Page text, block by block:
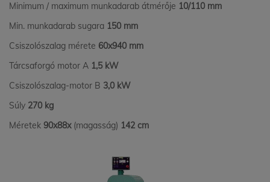
Minimum / maximum munkadarab átmérője 10/110 mm
Min. munkadarab sugara 150 mm
Csiszolószalag mérete 60x940 mm
Tárcsaforgó motor A 1,5 kW
Csiszolószalag-motor B 3,0 kW
Súly 270 kg
Méretek 90x88x(magasság) 142 cm